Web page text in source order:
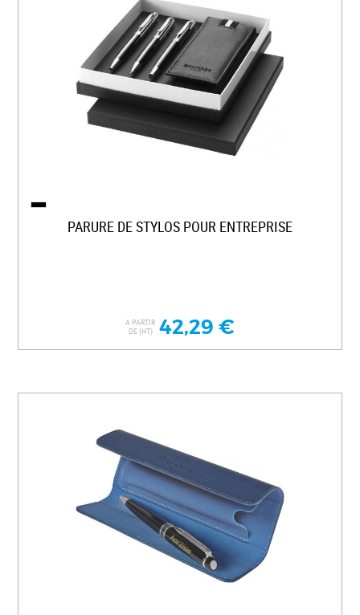
PARURE DE STYLOS POUR ENTREPRISE
A PARTIR
DE (HT) 42,29 €